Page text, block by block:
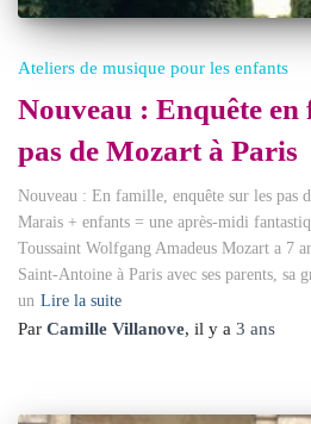
Ateliers de musique pour les enfants
Nouveau : Enquête en
pas de Mozart à Paris
Nouveau : En famille, enquête sur les pas
Marais + enfants = une après-midi
Toussaint Wolfgang Amadeus Mozart a 7
Saint-Antoine à Paris avec ses parents, sa
un Lire la suite
Par Camille Villanove, il y a 3 ans